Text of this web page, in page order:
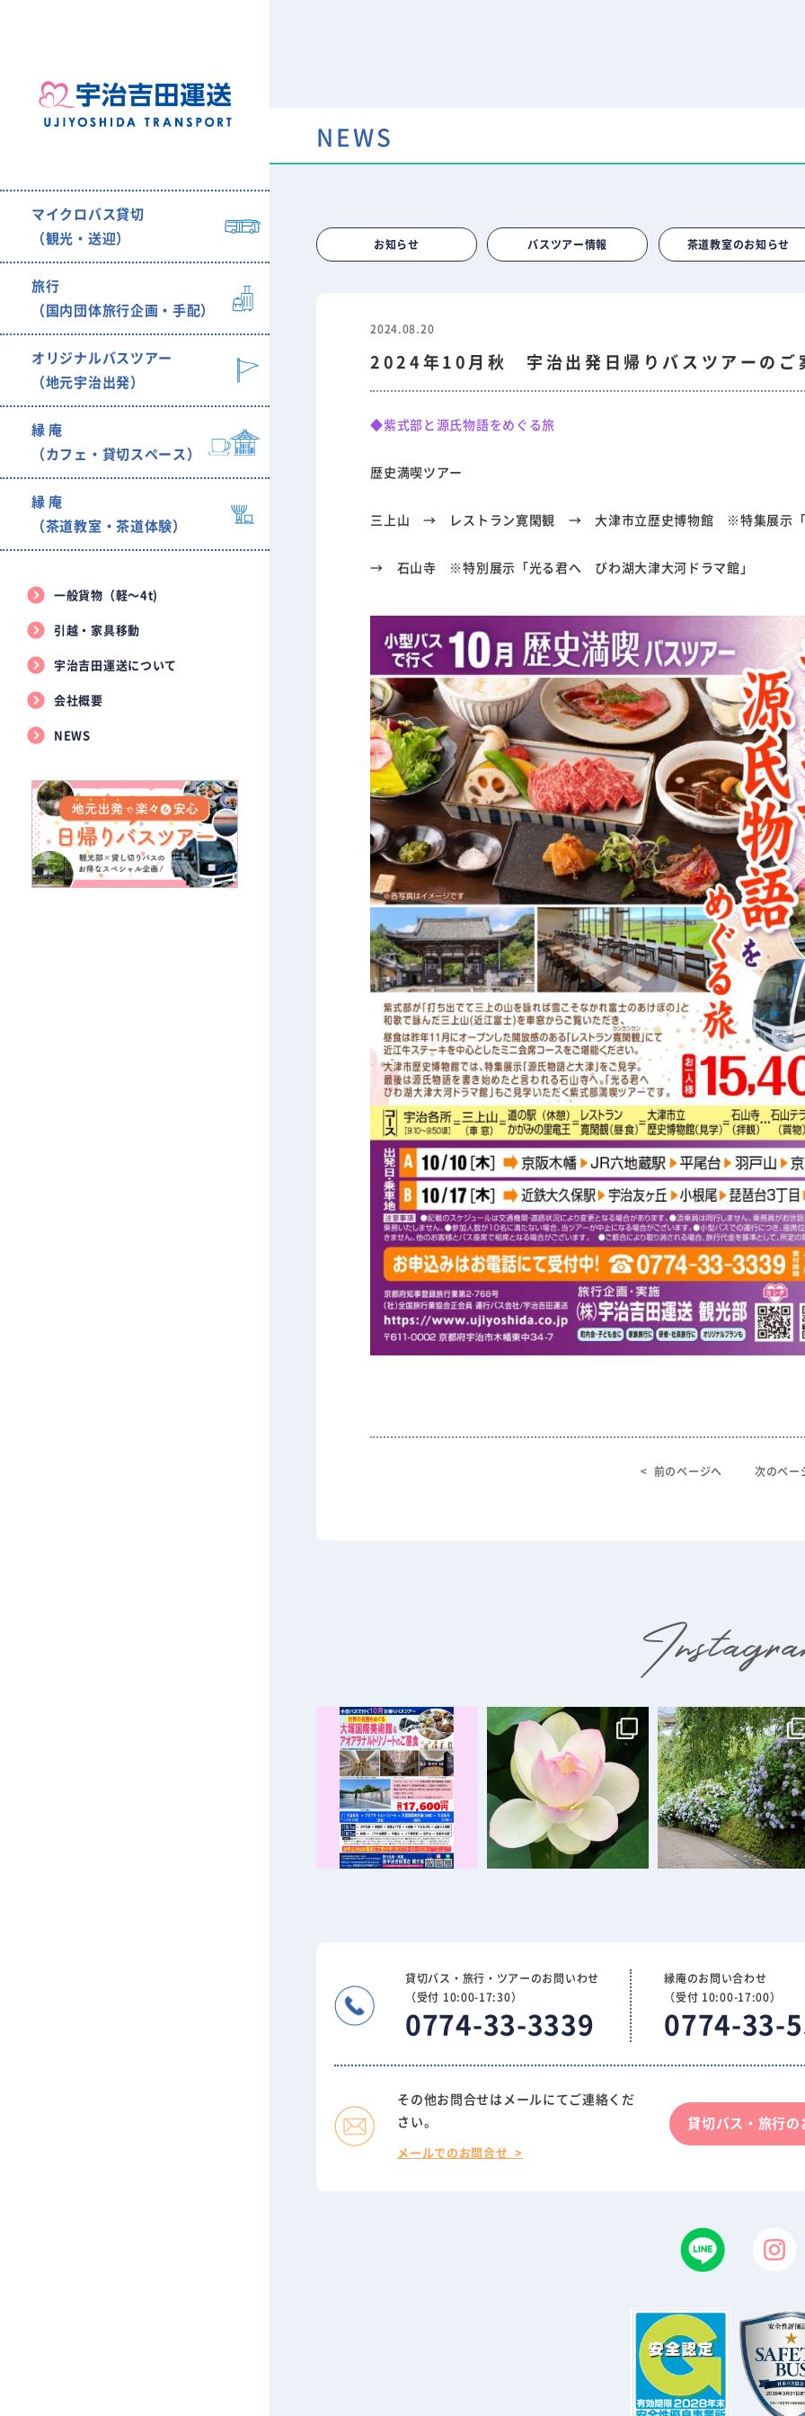
マイクロバス貸切
（観光・送迎）
旅行
（国内団体旅行企画・手配）
オリジナルバスツアー
（地元宇治出発）
縁 庵
（カフェ・貸切スペース）
縁 庵
（茶道教室・茶道体験）
一般貨物（軽〜4t)
引越・家具移動
宇治吉田運送について
会社概要
NEWS
NEWS
お知らせ バスツアー情報 茶道教室のお知らせ
2024.08.20
2024年10月秋 宇治出発日帰りバスツアーのご
◆紫式部と源氏物語をめぐる旅
歴史満喫ツアー
三上山 → レストラン寛閑観 → 大津市立歴史博物館 ※特集展示「
→ 石山寺 ※特別展示「光る君へ びわ湖大津大河ドラマ館」
< 前のページへ 次のペー
貸切バス・旅行・ツアーのお問いわせ
（受付 10:00-17:30）
0774-33-3339
縁庵のお問い合わせ
（受付 10:00-17:00）
0774-33-
貸切バス・旅行の
その他お問合せはメールにてご連絡くだ
さい。
メールでのお問合せ >